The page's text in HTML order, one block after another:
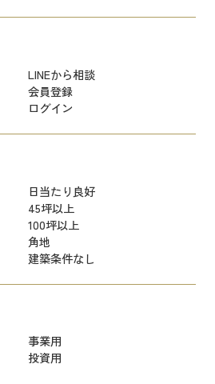
LINEから相談
会員登録
ログイン
日当たり良好
45坪以上
100坪以上
角地
建築条件なし
事業用
投資用